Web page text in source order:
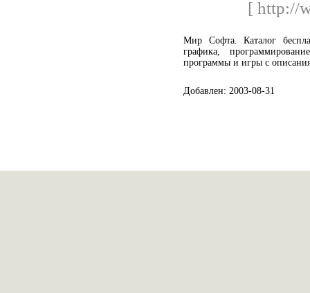
[ http://
Мир Софта. Каталог
графика,
программы и игры с
Добавлен: 2003-08-31